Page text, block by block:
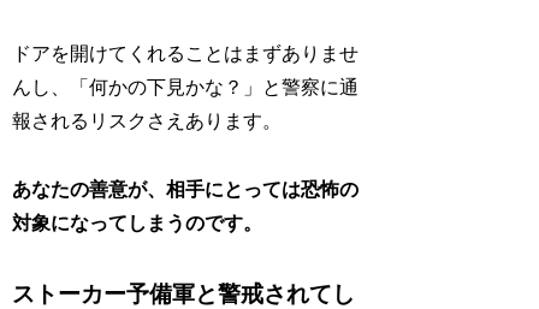
ドアを開けてくれることはまずありませ
んし、「何かの下見かな？」と警察に通
報されるリスクさえあります。
あなたの善意が、相手にとっては恐怖の
対象になってしまうのです。
ストーカー予備軍と警戒されてし